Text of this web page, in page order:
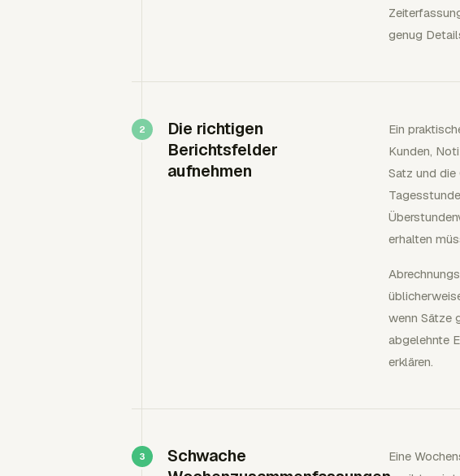
genug
Die richtigen
Berichtsfelder
aufnehmen
Ein
Kunden,
Satz und
erhalten
wenn Sätze
abgelehnte
erklären.
Schwache
Eine